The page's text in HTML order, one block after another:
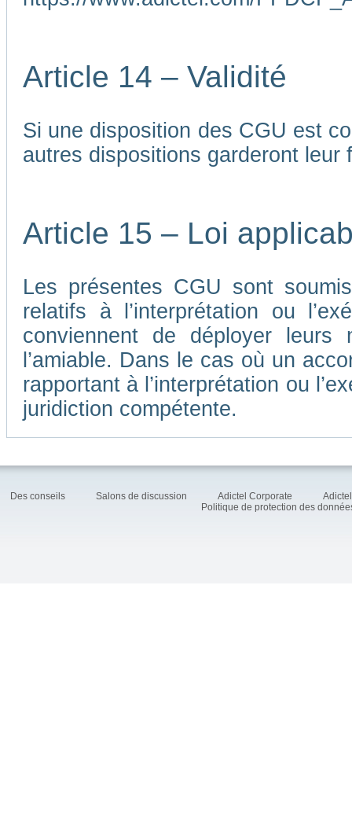
Article 14 – Validité
Si une disposition des CGU est
autres dispositions garderont leur
Article 15 – Loi
Les présentes CGU sont
relatifs à l’interprétation ou
conviennent de déployer
l’amiable. Dans le cas où un
rapportant à l’interprétation ou
juridiction compétente.
Des conseils Salons de discussion Adictel Corporate
Politique de protection des